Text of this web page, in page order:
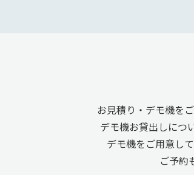
お見積り・デモ機を
デモ機お貸出しにつ
デモ機をご用意し
ご予約